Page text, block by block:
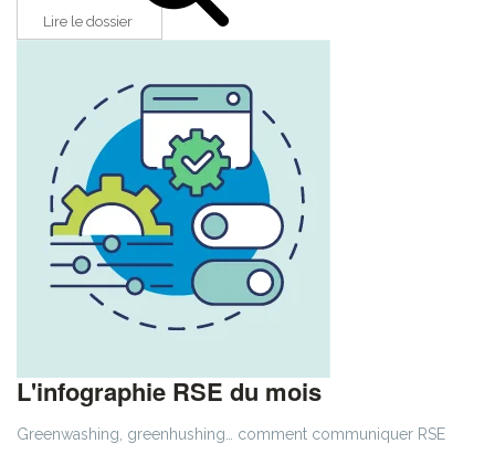
Lire le dossier
L'infographie RSE du mois
Greenwashing, greenhushing… comment communiquer RSE